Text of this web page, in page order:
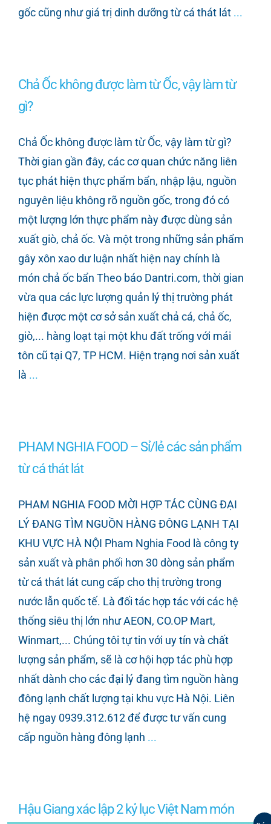
gốc cũng như giá trị dinh dưỡng từ cá thát lát ...
Chả Ốc không được làm từ Ốc, vậy làm từ
gì?
Chả Ốc không được làm từ Ốc, vậy làm từ gì?
Thời gian gần đây, các cơ quan chức năng liên
tục phát hiện thực phẩm bẩn, nhập lậu, nguồn
nguyên liệu không rõ nguồn gốc, trong đó có
một lượng lớn thực phẩm này được dùng sản
xuất giò, chả ốc. Và một trong những sản phẩm
gây xôn xao dư luận nhất hiện nay chính là
món chả ốc bẩn Theo báo Dantri.com, thời gian
vừa qua các lực lượng quản lý thị trường phát
hiện được một cơ sở sản xuất chả cá, chả ốc,
giò,... hàng loạt tại một khu đất trống với mái
tôn cũ tại Q7, TP HCM. Hiện trạng nơi sản xuất
là ...
PHAM NGHIA FOOD – Sỉ/lẻ các sản phẩm
từ cá thát lát
PHAM NGHIA FOOD MỜI HỢP TÁC CÙNG ĐẠI
LÝ ĐANG TÌM NGUỒN HÀNG ĐÔNG LẠNH TẠI
KHU VỰC HÀ NỘI Pham Nghia Food là công ty
sản xuất và phân phối hơn 30 dòng sản phẩm
từ cá thát lát cung cấp cho thị trường trong
nước lẫn quốc tế. Là đối tác hợp tác với các hệ
thống siêu thị lớn như AEON, CO.OP Mart,
Winmart,... Chúng tôi tự tin với uy tín và chất
lượng sản phẩm, sẽ là cơ hội hợp tác phù hợp
nhất dành cho các đại lý đang tìm nguồn hàng
đông lạnh chất lượng tại khu vực Hà Nội. Liên
hệ ngay 0939.312.612 để được tư vấn cung
cấp nguồn hàng đông lạnh ...
Hậu Giang xác lập 2 kỷ lục Việt Nam món